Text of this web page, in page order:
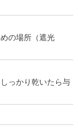
の場所（遮光
っかり乾いたら与